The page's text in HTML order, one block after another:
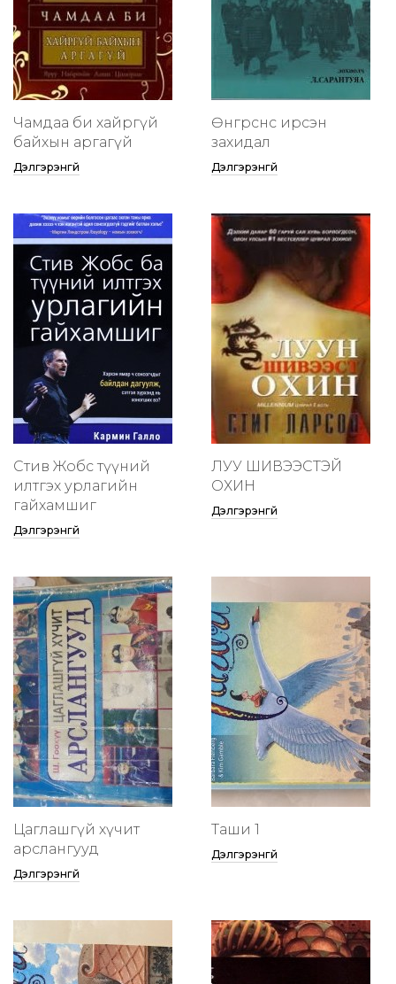
Чамдаа би хайргүй
байхын аргагүй
Дэлгэрэнгүй
Өнгөрснөөс ирсэн
захидал
Дэлгэрэнгүй
Стив Жобс түүний
илтгэх урлагийн
гайхамшиг
Дэлгэрэнгүй
ЛУУ ШИВЭЭСТЭЙ
ОХИН
Дэлгэрэнгүй
Цаглашгүй хүчит
арслангууд
Дэлгэрэнгүй
Таши 1
Дэлгэрэнгүй